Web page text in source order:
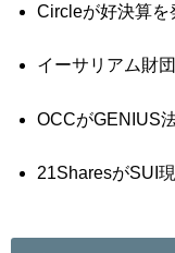
Circleが好決算を
イーサリアム財
OCCがGENIUS
21SharesがSUI